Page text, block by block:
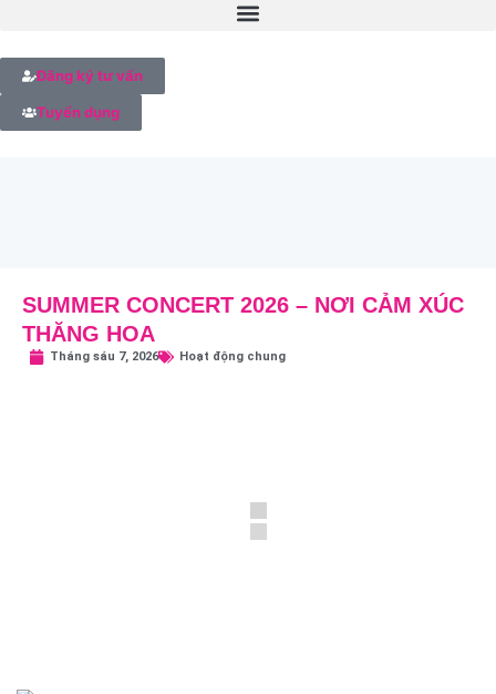
Đăng ký tư vấn
Tuyển dụng
SUMMER CONCERT 2026 – NƠI CẢM XÚC
THĂNG HOA
Tháng sáu 7, 2026 Hoạt động chung